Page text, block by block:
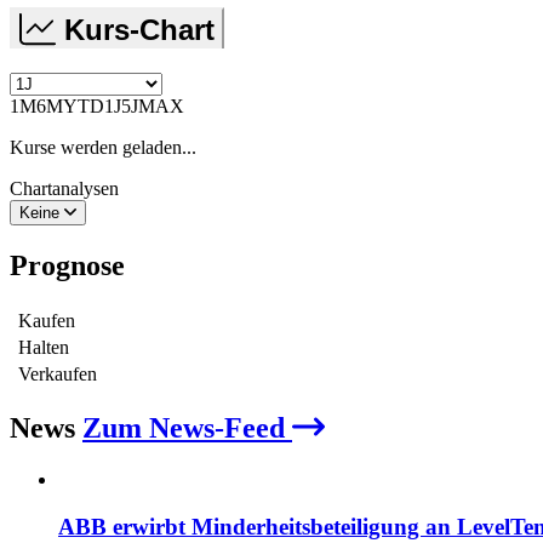
Kurs-Chart
1M6MYTD1J5JMAX
Kurse werden geladen...
Chartanalysen
Keine
Prognose
Kaufen
Halten
Verkaufen
News Zum News-Feed
ABB erwirbt Minderheitsbeteiligung an